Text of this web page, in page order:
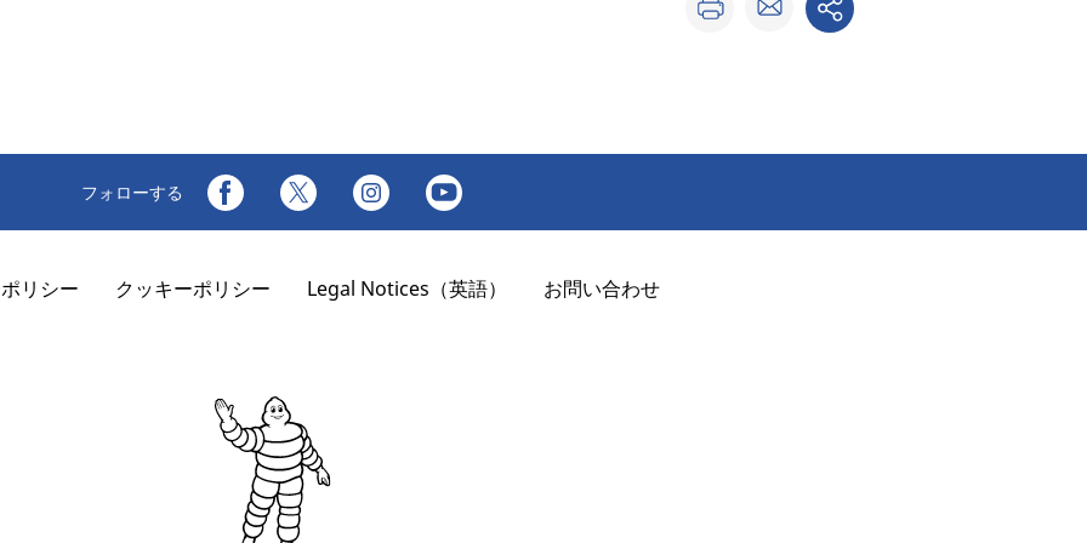
フォローする
リシー クッキーポリシー Legal Notices（英語） お問い合わせ